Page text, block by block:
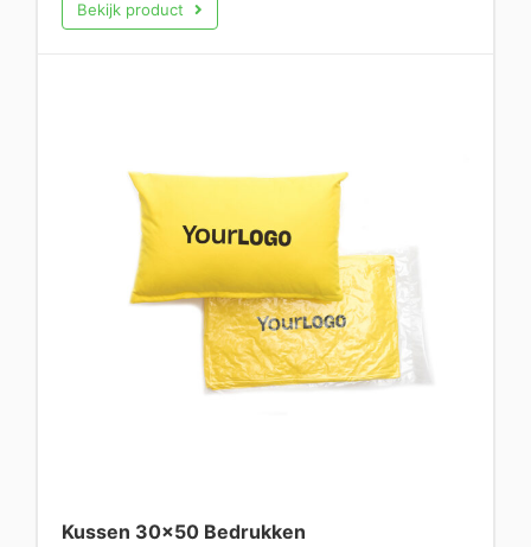
Bekijk product
Kussen 30×50 Bedrukken